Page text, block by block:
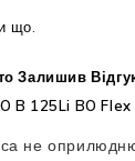
що.
Залишив
B 125Li BO Flex
не